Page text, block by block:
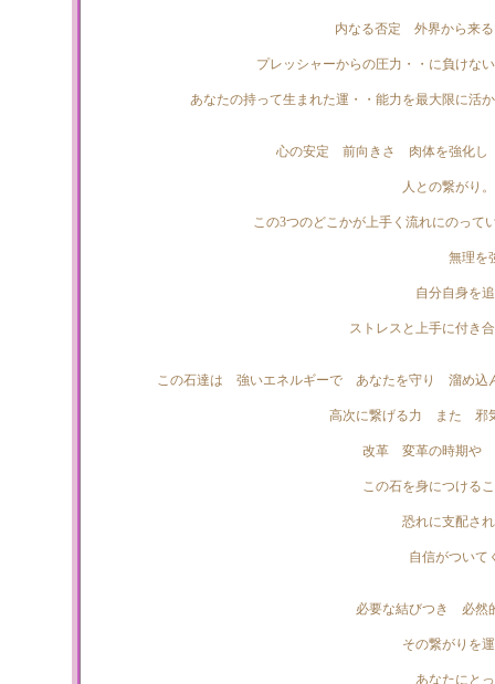
内なる否定 外界から来る
プレッシャーからの圧力・・に負けな
あなたの持って生まれた運・・能力を最大限に活
心の安定 前向きさ 肉体を強化し
人との繋がり
この3つのどこかが上手く流れにのっ
無理を
自分自身を
ストレスと上手に付き
この石達は 強いエネルギーで あなたを守り 溜め込
高次に繋げる力 また 邪
改革 変革の時期や
この石を身につける
恐れに支配さ
自信がついて
必要な結びつき 必然
その繋がりを
あなたにと